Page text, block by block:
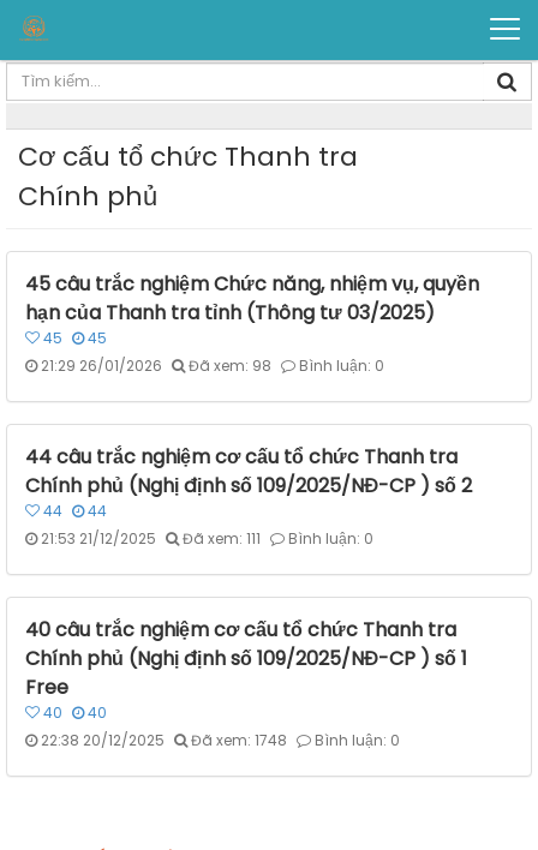
Cơ cấu tổ chức Thanh tra
Chính phủ
45 câu trắc nghiệm Chức năng, nhiệm vụ, quyền
hạn của Thanh tra tỉnh (Thông tư 03/2025)
45
45
21:29 26/01/2026
Đã xem: 98 Bình luận: 0
44 câu trắc nghiệm cơ cấu tổ chức Thanh tra
Chính phủ (Nghị định số 109/2025/NĐ-CP ) số 2
44
44
21:53 21/12/2025
Đã xem: 111 Bình luận: 0
40 câu trắc nghiệm cơ cấu tổ chức Thanh tra
Chính phủ (Nghị định số 109/2025/NĐ-CP ) số 1
Free
40
40
22:38 20/12/2025
Đã xem: 1748 Bình luận: 0